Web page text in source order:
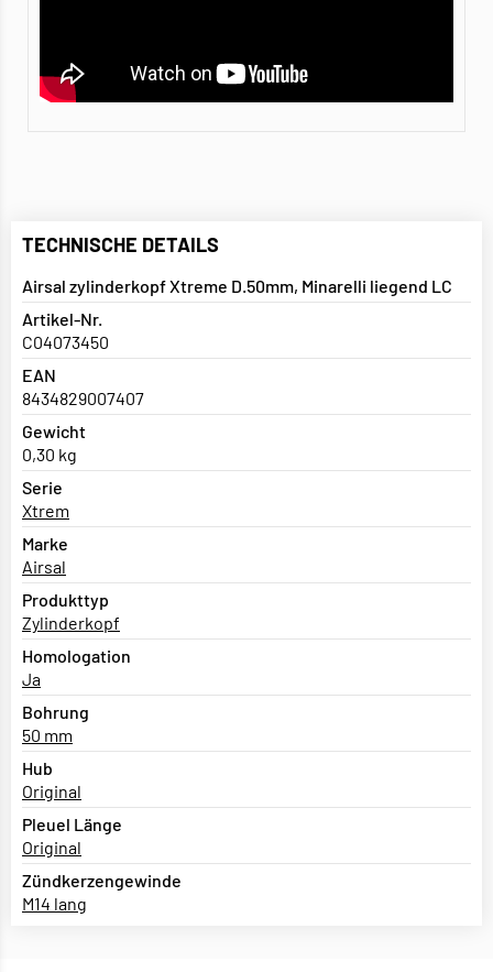
TECHNISCHE DETAILS
Airsal zylinderkopf Xtreme D.50mm, Minarelli liegend LC
Artikel-Nr.
C04073450
EAN
8434829007407
Gewicht
0,30 kg
Serie
Xtrem
Marke
Airsal
Produkttyp
Zylinderkopf
Homologation
Ja
Bohrung
50 mm
Hub
Original
Pleuel Länge
Original
Zündkerzengewinde
M14 lang